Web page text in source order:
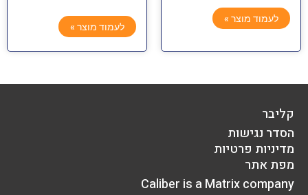
לעמוד מוצר »
לעמוד מוצר »
קליבר
הסדר נגישות
מדיניות פרטיות
מפת אתר
Caliber is a Matrix company